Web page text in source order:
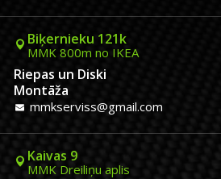
Biķernieku 121k
MMK 800m no IKEA
Riepas un Diski
Montāža
mmkserviss@gmail.com
Kaivas 9
MMK Dreiliņu aplis